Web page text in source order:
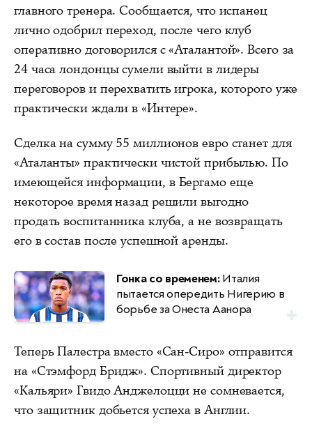
главного тренера. Сообщается, что испанец
лично одобрил переход, после чего клуб
оперативно договорился с «Аталантой». Всего за
24 часа лондонцы сумели выйти в лидеры
переговоров и перехватить игрока, которого уже
практически ждали в «Интере».
Сделка на сумму 55 миллионов евро станет для
«Аталанты» практически чистой прибылью. По
имеющейся информации, в Бергамо еще
некоторое время назад решили выгодно
продать воспитанника клуба, а не возвращать
его в состав после успешной аренды.
Гонка со временем:Италия
пытается опередить Нигерию в
борьбе за Онеста Аанора
Теперь Палестра вместо «Сан-Сиро» отправится
на «Стэмфорд Бридж». Спортивный директор
«Кальяри» Гвидо Анджелоцци не сомневается,
что защитник добьется успеха в Англии.